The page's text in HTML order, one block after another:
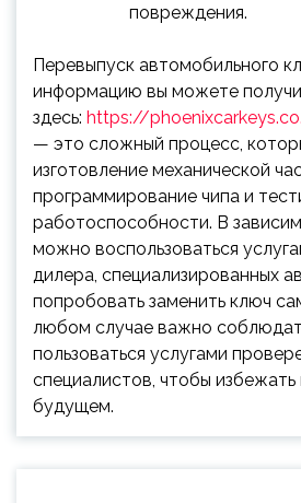
повреждения.
Перевыпуск автомобильного
информацию вы можете
здесь: https://
— это сложный процесс,
изготовление механической
программирование чипа и
работоспособности. В
можно воспользоваться
дилера, специализированных
попробовать заменить ключ
любом случае важно
пользоваться услугами
специалистов, чтобы
будущем.